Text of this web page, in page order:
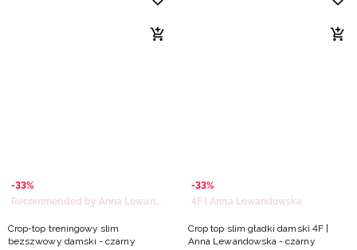
-33%
Recommended by Anna Lewandowska
Crop-top treningowy slim
bezszwowy damski - czarny
-33%
4F | Anna Lewandowska
Crop top slim gładki damski 4F |
Anna Lewandowska - czarny